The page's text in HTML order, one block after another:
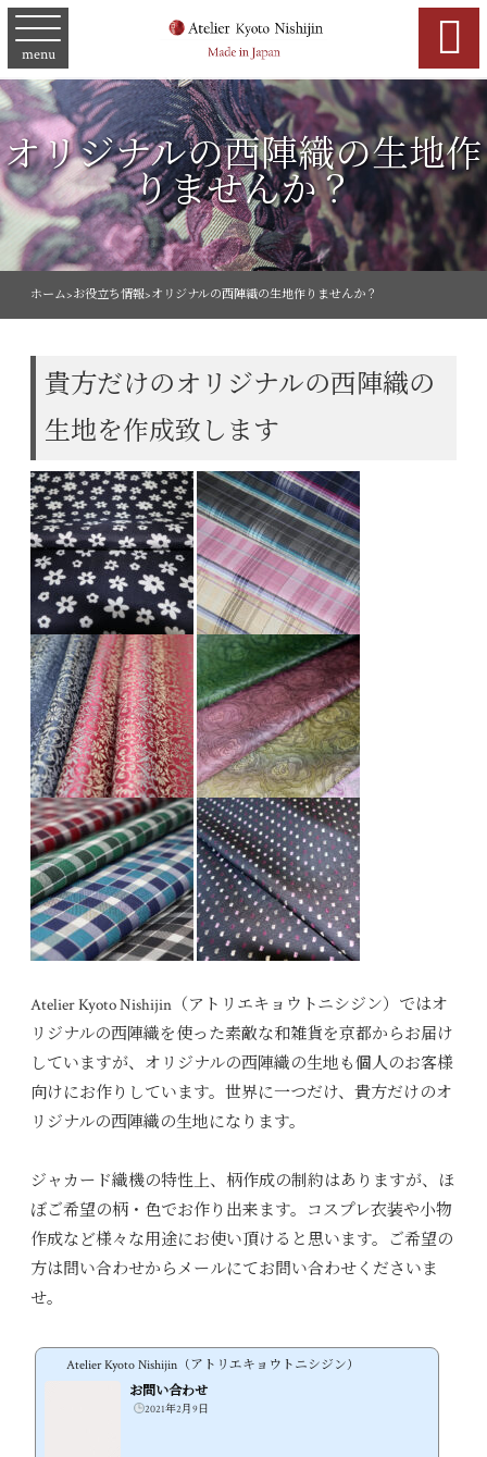
menu 
オリジナルの西陣織の生地作
りませんか？
ホーム>お役立ち情報>オリジナルの西陣織の生地作りませんか？
貴方だけのオリジナルの西陣織の
生地を作成致します
Atelier Kyoto Nishijin（アトリエキョウトニシジン）ではオ
リジナルの西陣織を使った素敵な和雑貨を京都からお届け
していますが、オリジナルの西陣織の生地も個人のお客様
向けにお作りしています。世界に一つだけ、貴方だけのオ
リジナルの西陣織の生地になります。
ジャカード織機の特性上、柄作成の制約はありますが、ほ
ぼご希望の柄・色でお作り出来ます。コスプレ衣装や小物
作成など様々な用途にお使い頂けると思います。ご希望の
方は問い合わせからメールにてお問い合わせくださいま
せ。
Atelier Kyoto Nishijin（アトリエキョウトニシジン）
お問い合わせ
2021年2月9日